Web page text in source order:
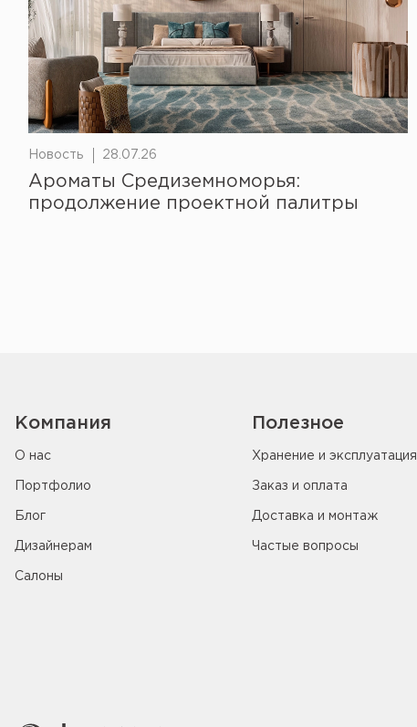
Новость 28.07.26
Ароматы Средиземноморья:
продолжение проектной палитры
Компания
О нас
Портфолио
Блог
Дизайнерам
Салоны
Полезное
Хранение и эксплуатация
Заказ и оплата
Доставка и монтаж
Частые вопросы